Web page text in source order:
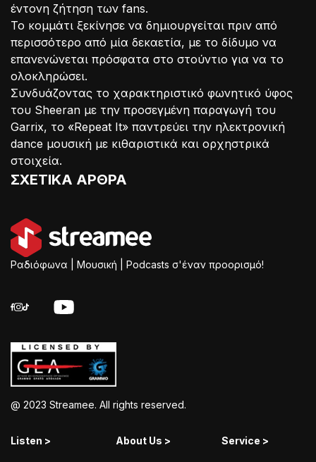
έντονη ζήτηση των fans.
Το κομμάτι ξεκίνησε να δημιουργείται πριν από
περισσότερο από μία δεκαετία, με το δίδυμο να
επανενώνεται πρόσφατα στο στούντιο για να το
ολοκληρώσει.
Συνδυάζοντας το χαρακτηριστικό φωνητικό ύφος
του Sheeran με την προσεγμένη παραγωγή του
Garrix, το «Repeat It» παντρεύει την ηλεκτρονική
dance μουσική με κιθαριστικά και ορχηστρικά
στοιχεία.
ΣΧΕΤΙΚΑ ΑΡΘΡΑ
Ραδιόφωνα | Μουσική | Podcasts σ'έναν προορισμό!
@ 2023 Streamee. All rights reserved.
Listen > About Us > Service >